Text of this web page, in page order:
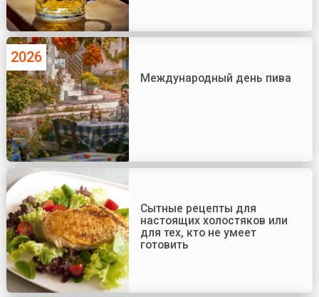
2026
Международный день пива
Сытные рецепты для
настоящих холостяков или
для тех, кто не умеет
готовить